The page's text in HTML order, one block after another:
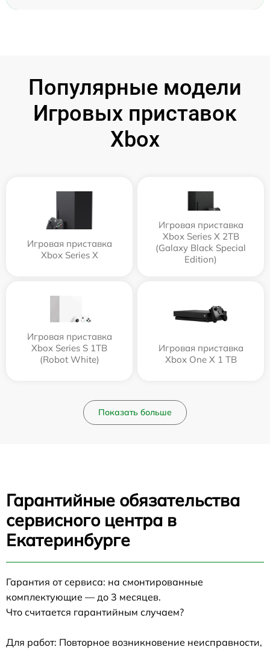
Популярные модели
Игровых приставок
Xbox
Игровая приставка
Xbox Series X
Игровая приставка
Xbox Series X 2TB
(Galaxy Black Special
Edition)
Игровая приставка
Xbox Series S 1TB
(Robot White)
Игровая приставка
Xbox One X 1 TB
Показать больше
Гарантийные обязательства
сервисного центра в
Екатеринбурге
Гарантия от сервиса: на смонтированные
комплектующие — до 3 месяцев.
Что считается гарантийным случаем?
Для работ: Повторное возникновение неисправности,